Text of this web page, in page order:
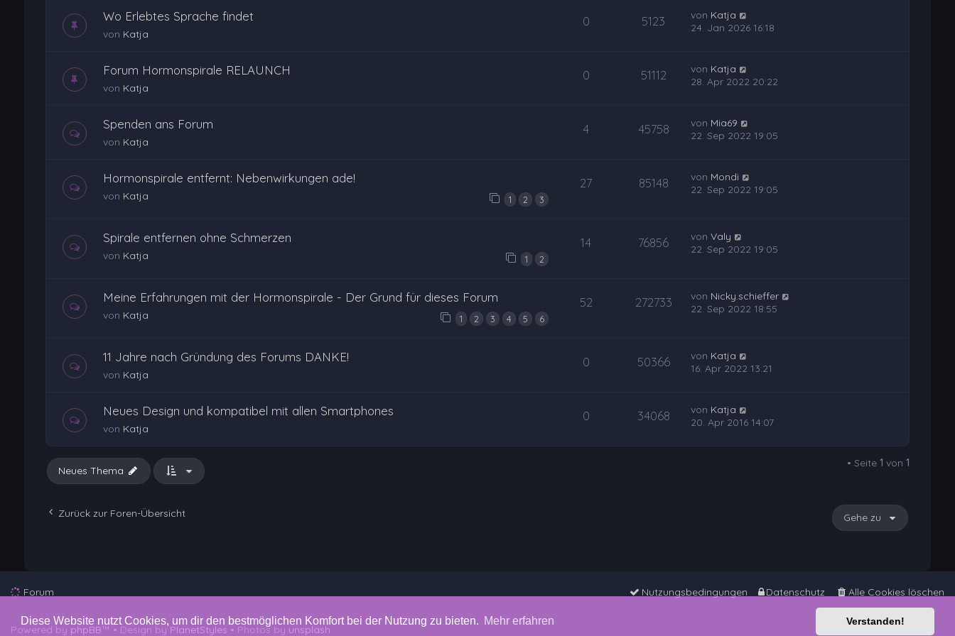
Diese Website nutzt Cookies, um dir den bestmöglichen Komfort bei der Nutzung zu bieten. Mehr erfahren Verstanden!
Wo Erlebtes Sprache findet
von Katja
0 5123 von Katja
24. Jan 2026 16:18
Forum Hormonspirale RELAUNCH
von Katja
0 51112 von Katja
28. Apr 2022 20:22
Spenden ans Forum
von Katja
4 45758 von Mia69
22. Sep 2022 19:05
Hormonspirale entfernt: Nebenwirkungen ade!
von Katja 1 2 3
27 85148 von Mondi
22. Sep 2022 19:05
Spirale entfernen ohne Schmerzen
von Katja 1 2
14 76856 vonValy
22. Sep 2022 19:05
Meine Erfahrungen mit der Hormonspirale - Der Grund für dieses Forum
von Katja 1 2 3 4 5 6
52 272733 von Nicky.schieffer
22. Sep 2022 18:55
11 Jahre nach Gründung des Forums DANKE!
von Katja
0 50366 von Katja
16. Apr 2022 13:21
Neues Design und kompatibel mit allen Smartphones
von Katja
0 34068 von Katja
20. Apr 2016 14:07
• Seite1 von1
Neues Thema
Zurück zur Foren-Übersicht Gehe zu
Forum Alle Cookies löschen
Datenschutz
Nutzungsbedingungen
Powered by phpBB™ • Design byPlanetStyles • Photos by unsplash